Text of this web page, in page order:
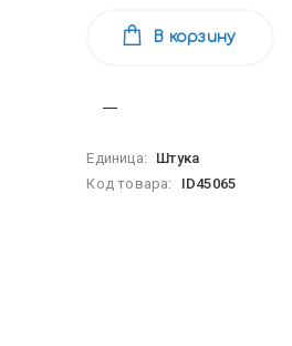
В корзину
Единица:
Штука
Код товара:
ID45065